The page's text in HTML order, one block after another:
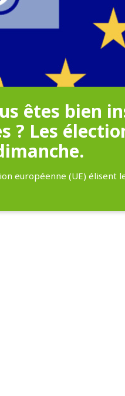
êtes bien
? Les
européenne (UE) élisent